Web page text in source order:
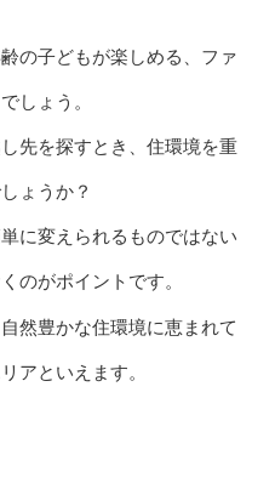
の子どもが楽しめる、ファ
しょう。
先を探すとき、住環境を重
ょうか？
に変えられるものではない
のがポイントです。
然豊かな住環境に恵まれて
アといえます。